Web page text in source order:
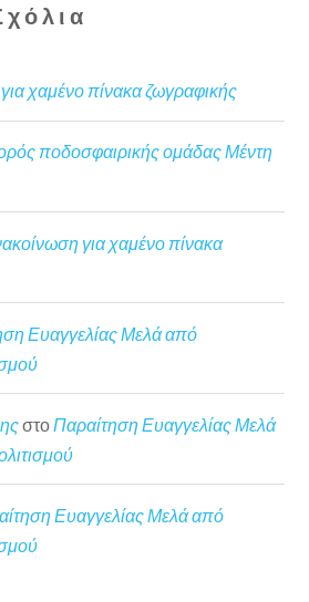
χαμένο πίνακα ζωγραφικής
ποδοσφαιρικής ομάδας Μέντη
για χαμένο πίνακα
Ευαγγελίας Μελά από
στοΠαραίτηση Ευαγγελίας Μελά
Ευαγγελίας Μελά από